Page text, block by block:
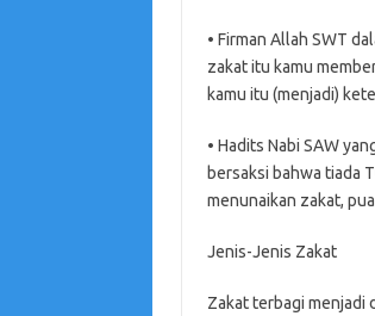
• Firman Allah SWT
zakat itu kamu
kamu itu (menjadi)
• Hadits Nabi SAW
bersaksi bahwa tiada
menunaikan zakat,
Jenis-Jenis Zakat
Zakat terbagi menjadi